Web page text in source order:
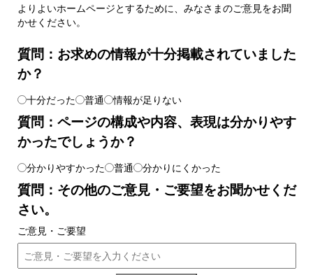
よりよいホームページとするために、みなさまのご意見をお聞
かせください。
質問：お求めの情報が十分掲載されていました
か？
十分だった 普通 情報が足りない
質問：ページの構成や内容、表現は分かりやす
かったでしょうか？
分かりやすかった 普通 分かりにくかった
質問：その他のご意見・ご要望をお聞かせくだ
さい。
ご意見・ご要望